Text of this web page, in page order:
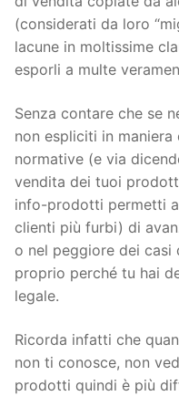
(considerati da loro
lacune in moltissime
esporli a multe
Senza contare che se
non espliciti in
normative (e via
vendita dei tuoi
info-prodotti permetti
clienti più furbi) di
o nel peggiore dei casi
proprio perché tu hai
legale.
Ricorda infatti che
non ti conosce, non
prodotti quindi è più